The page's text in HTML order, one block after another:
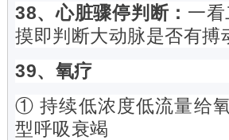
38、心脏骤停判断： 一
摸即判断大动脉是否有搏
39、氧疗
① 持续低浓度低流量给
型呼吸衰竭